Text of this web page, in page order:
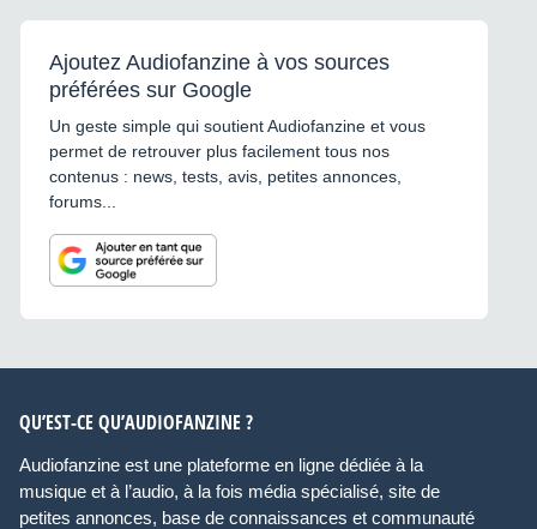
Ajoutez Audiofanzine à vos sources
préférées sur Google
Un geste simple qui soutient Audiofanzine et vous
permet de retrouver plus facilement tous nos
contenus : news, tests, avis, petites annonces,
forums...
QU’EST-CE QU’AUDIOFANZINE ?
Audiofanzine est une plateforme en ligne dédiée à la
musique et à l’audio, à la fois média spécialisé, site de
petites annonces, base de connaissances et communauté